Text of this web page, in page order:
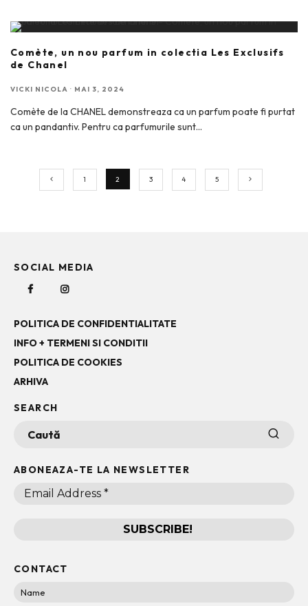
Comète, un nou parfum in colectia Les Exclusifs
de Chanel
VICKI NICOLA · MAI 3, 2024
Comète de la CHANEL demonstreaza ca un parfum poate fi purtat
ca un pandantiv. Pentru ca parfumurile sunt...
1 2 3 4 5
SOCIAL MEDIA
POLITICA DE CONFIDENTIALITATE
INFO + TERMENI SI CONDITII
POLITICA DE COOKIES
ARHIVA
SEARCH
ABONEAZA-TE LA NEWSLETTER
CONTACT